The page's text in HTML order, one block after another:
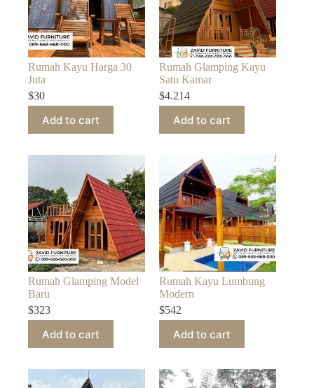
Rumah Kayu Harga 30
Juta
$30
Add to cart
Rumah Glamping Kayu
Satu Kamar
$4.214
Add to cart
Rumah Glamping Model
Baru
$323
Add to cart
Rumah Kayu Lumbung
Modern
$542
Add to cart